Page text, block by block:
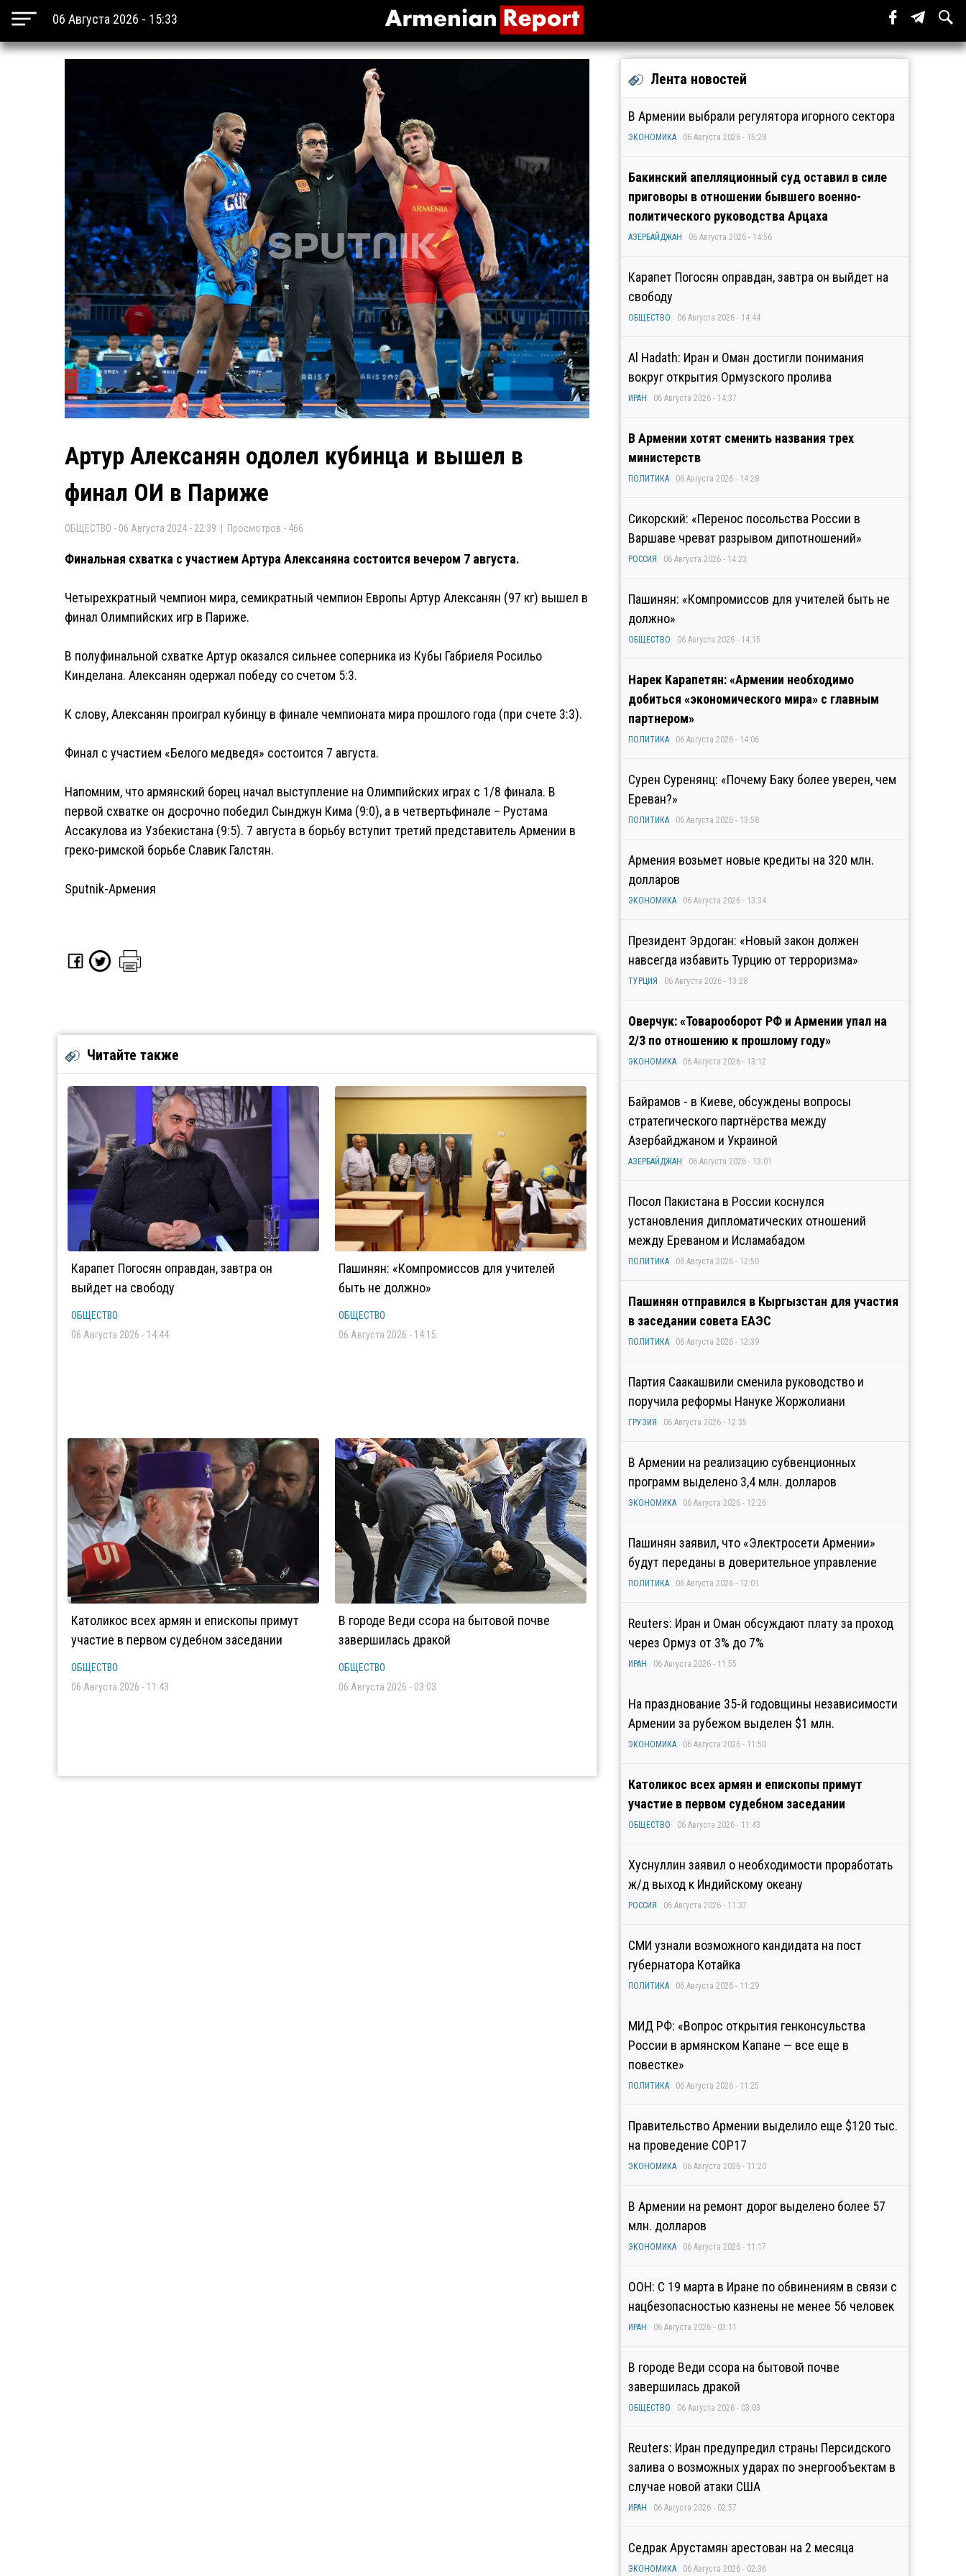
06 Августа 2026 - 15:33
Aртур Алексанян одолел кубинца и вышел в
финал ОИ в Париже
ОБЩЕСТВО - 06 Августа 2024 - 22:39 | Просмотров - 466
Финальная схватка с участием Артура Алексаняна состоится вечером 7 августа.
Четырехкратный чемпион мира, семикратный чемпион Европы Артур Алексанян (97 кг) вышел в
финал Олимпийских игр в Париже.
В полуфинальной схватке Артур оказался сильнее соперника из Кубы Габриеля Росильо
Кинделана. Алексанян одержал победу со счетом 5:3.
К слову, Алексанян проиграл кубинцу в финале чемпионата мира прошлого года (при счете 3:3).
Финал с участием «Белого медведя» состоится 7 августа.
Напомним, что армянский борец начал выступление на Олимпийских играх с 1/8 финала. В
первой схватке он досрочно победил Сынджун Кима (9:0), а в четвертьфинале – Рустама
Ассакулова из Узбекистана (9:5). 7 августа в борьбу вступит третий представитель Армении в
греко-римской борьбе Славик Галстян.
Sputnik-Армения
Читайте также
Карапет Погосян оправдан, завтра он
выйдет на свободу
ОБЩЕСТВО
06 Августа 2026 - 14:44
Пашинян: «Компромиссов для учителей
быть не должно»
ОБЩЕСТВО
06 Августа 2026 - 14:15
Католикос всех армян и епископы примут
участие в первом судебном заседании
ОБЩЕСТВО
06 Августа 2026 - 11:43
В городе Веди ссора на бытовой почве
завершилась дракой
ОБЩЕСТВО
06 Августа 2026 - 03:03
Лента новостей
В Армении выбрали регулятора игорного сектора
ЭКОНОМИКА 06 Августа 2026 - 15:28
Бакинский апелляционный суд оставил в силе
приговоры в отношении бывшего военно-
политического руководства Арцаха
АЗЕРБАЙДЖАН 06 Августа 2026 - 14:56
Карапет Погосян оправдан, завтра он выйдет на
свободу
ОБЩЕСТВО 06 Августа 2026 - 14:44
Al Hadath: Иран и Оман достигли понимания
вокруг открытия Ормузского пролива
ИРАН 06 Августа 2026 - 14:37
В Армении хотят сменить названия трех
министерств
ПОЛИТИКА 06 Августа 2026 - 14:28
Сикорский: «Перенос посольства России в
Варшаве чреват разрывом дипотношений»
РОССИЯ 06 Августа 2026 - 14:23
Пашинян: «Компромиссов для учителей быть не
должно»
ОБЩЕСТВО 06 Августа 2026 - 14:15
Нарек Карапетян: «Армении необходимо
добиться «экономического мира» с главным
партнером»
ПОЛИТИКА 06 Августа 2026 - 14:06
Сурен Суренянц: «Почему Баку более уверен, чем
Ереван?»
ПОЛИТИКА 06 Августа 2026 - 13:58
Армения возьмет новые кредиты на 320 млн.
долларов
ЭКОНОМИКА 06 Августа 2026 - 13:34
Президент Эрдоган: «Новый закон должен
навсегда избавить Турцию от терроризма»
ТУРЦИЯ 06 Августа 2026 - 13:28
Оверчук: «Товарооборот РФ и Армении упал на
2/3 по отношению к прошлому году»
ЭКОНОМИКА 06 Августа 2026 - 13:12
Байрамов - в Киеве, обсуждены вопросы
стратегического партнёрства между
Азербайджаном и Украиной
АЗЕРБАЙДЖАН 06 Августа 2026 - 13:01
Посол Пакистана в России коснулся
установления дипломатических отношений
между Ереваном и Исламабадом
ПОЛИТИКА 06 Августа 2026 - 12:50
Пашинян отправился в Кыргызстан для участия
в заседании совета ЕАЭС
ПОЛИТИКА 06 Августа 2026 - 12:39
Партия Саакашвили сменила руководство и
поручила реформы Нануке Жоржолиани
ГРУЗИЯ 06 Августа 2026 - 12:35
В Армении на реализацию субвенционных
программ выделено 3,4 млн. долларов
ЭКОНОМИКА 06 Августа 2026 - 12:26
Пашинян заявил, что «Электросети Армении»
будут переданы в доверительное управление
ПОЛИТИКА 06 Августа 2026 - 12:01
Reuters: Иран и Оман обсуждают плату за проход
через Ормуз от 3% до 7%
ИРАН 06 Августа 2026 - 11:55
На празднование 35-й годовщины независимости
Армении за рубежом выделен $1 млн.
ЭКОНОМИКА 06 Августа 2026 - 11:50
Католикос всех армян и епископы примут
участие в первом судебном заседании
ОБЩЕСТВО 06 Августа 2026 - 11:43
Хуснуллин заявил о необходимости проработать
ж/д выход к Индийскому океану
РОССИЯ 06 Августа 2026 - 11:37
СМИ узнали возможного кандидата на пост
губернатора Котайка
ПОЛИТИКА 06 Августа 2026 - 11:29
МИД РФ: «Вопрос открытия генконсульства
России в армянском Капане — все еще в
повестке»
ПОЛИТИКА 06 Августа 2026 - 11:25
Правительство Армении выделило еще $120 тыс.
на проведение COP17
ЭКОНОМИКА 06 Августа 2026 - 11:20
В Армении на ремонт дорог выделено более 57
млн. долларов
ЭКОНОМИКА 06 Августа 2026 - 11:17
ООН: С 19 марта в Иране по обвинениям в связи с
нацбезопасностью казнены не менее 56 человек
ИРАН 06 Августа 2026 - 03:11
В городе Веди ссора на бытовой почве
завершилась дракой
ОБЩЕСТВО 06 Августа 2026 - 03:03
Reuters: Иран предупредил страны Персидского
залива о возможных ударах по энергообъектам в
случае новой атаки США
ИРАН 06 Августа 2026 - 02:57
Седрак Арустамян арестован на 2 месяца
ЭКОНОМИКА 06 Августа 2026 - 02:36